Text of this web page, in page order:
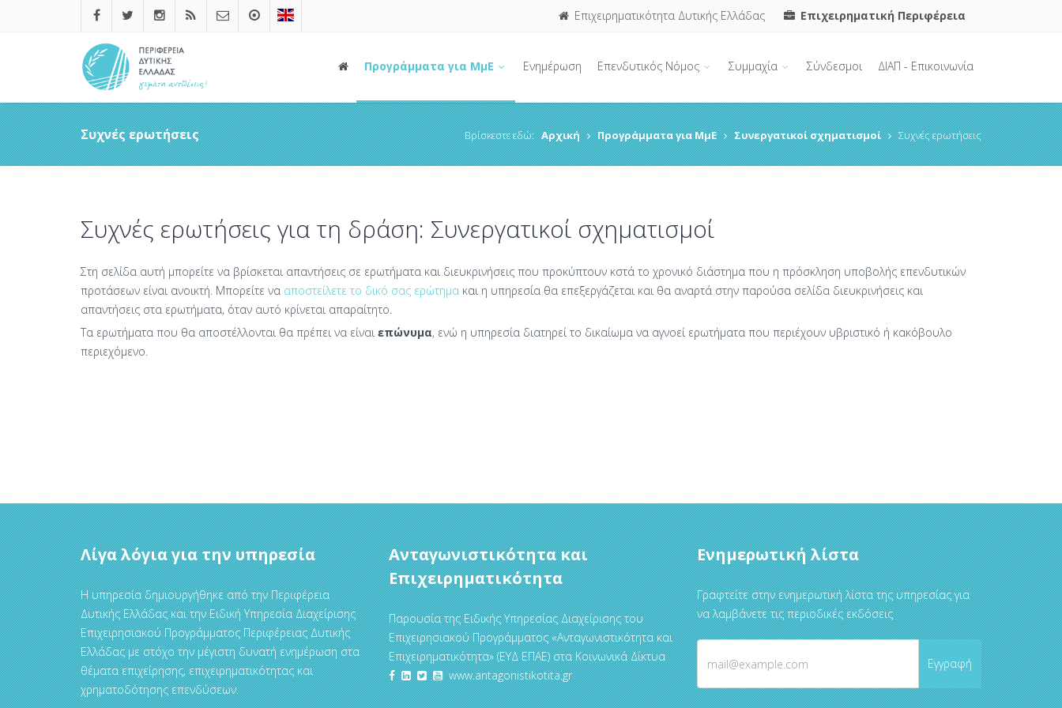
Επιχειρηματικότητα Δυτικής Ελλάδας Επιχειρηματική Περιφέρεια
Προγράμματα για ΜμΕ Ενημέρωση Επενδυτικός Νόμος Συμμαχία Σύνδεσμοι ΔΙΑΠ - Επικοινωνία
Συχνές ερωτήσεις Βρίσκεστε εδώ: Αρχική Προγράμματα για ΜμΕ Συνεργατικοί σχηματισμοί Συχνές ερωτήσεις
Συχνές ερωτήσεις για τη δράση: Συνεργατικοί σχηματισμοί
Στη σελίδα αυτή μπορείτε να βρίσκεται απαντήσεις σε ερωτήματα και διευκρινήσεις που προκύπτουν κστά το χρονικό διάστημα που η πρόσκληση υποβολής επενδυτικών
προτάσεων είναι ανοικτή. Μπορείτε να αποστείλετε το δικό σας ερώτημα και η υπηρεσία θα επεξεργάζεται και θα αναρτά στην παρούσα σελίδα διευκρινήσεις και
απαντήσεις στα ερωτήματα, όταν αυτό κρίνεται απαραίτητο.
Τα ερωτήματα που θα αποστέλλονται θα πρέπει να είναι επώνυμα, ενώ η υπηρεσία διατηρεί το δικαίωμα να αγνοεί ερωτήματα που περιέχουν υβριστικό ή κακόβουλο
περιεχόμενο.
Λίγα λόγια για την υπηρεσία
Η υπηρεσία δημιουργήθηκε από την Περιφέρεια
Δυτικής Ελλάδας και την Ειδική Υπηρεσία Διαχείρισης
Επιχειρησιακού Προγράμματος Περιφέρειας Δυτικής
Ελλάδας με στόχο την μέγιστη δυνατή ενημέρωση στα
θέματα επιχείρησης, επιχειρηματικότητας και
χρηματοδότησης επενδύσεων.
Ανταγωνιστικότητα και
Επιχειρηματικότητα
Παρουσία της Ειδικής Υπηρεσίας Διαχείρισης του
Επιχειρησιακού Προγράμματος «Ανταγωνιστικότητα και
Επιχειρηματικότητα» (ΕΥΔ ΕΠΑΕ) στα Κοινωνικά Δίκτυα
www.antagonistikotita.gr
Ενημερωτική λίστα
Γραφτείτε στην ενημερωτική λίστα της υπηρεσίας για
να λαμβάνετε τις περιοδικές εκδόσεις